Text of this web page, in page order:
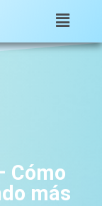
Cómo
más